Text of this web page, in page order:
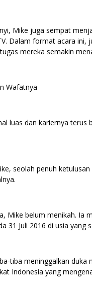
Mike juga sempat
Dalam format acara ini,
mereka semakin
Wafatnya
luas dan kariernya
seolah penuh
Mike belum menikah. Ia
31 Juli 2016 di usia yang
tiba meninggalkan
Indonesia yang